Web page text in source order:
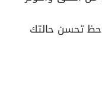
تحسن حالتك